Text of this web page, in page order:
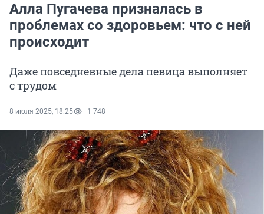
Алла Пугачева призналась в
проблемах со здоровьем: что с ней
происходит
Даже повседневные дела певица выполняет
с трудом
8 июля 2025, 18:25 1 748